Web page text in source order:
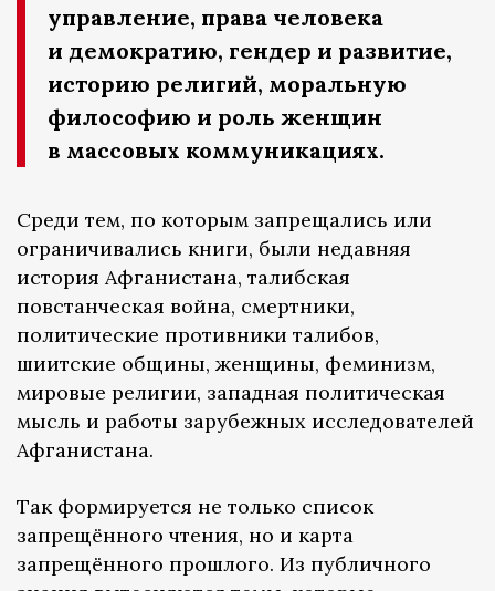
управление, права человека
и демократию, гендер и развитие,
историю религий, моральную
философию и роль женщин
в массовых коммуникациях.
Среди тем, по которым запрещались или
ограничивались книги, были недавняя
история Афганистана, талибская
повстанческая война, смертники,
политические противники талибов,
шиитские общины, женщины, феминизм,
мировые религии, западная политическая
мысль и работы зарубежных исследователей
Афганистана.
Так формируется не только список
запрещённого чтения, но и карта
запрещённого прошлого. Из публичного